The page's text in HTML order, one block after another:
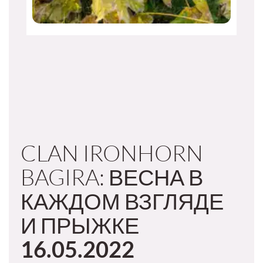
CLAN IRONHORN
BAGIRA: ВЕСНА В
КАЖДОМ ВЗГЛЯДЕ
И ПРЫЖКЕ
16.05.2022